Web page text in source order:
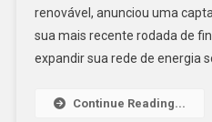
renovável, anunciou uma
sua mais recente rodada de
expandir sua rede de energia
Continue Reading...